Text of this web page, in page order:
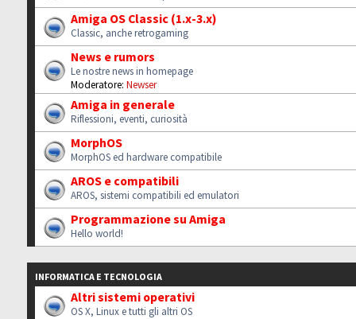
Amiga OS Classic (1.x-3.x)
Classic, anche retrogaming
News e rumors
Le nostre news in homepage
Moderatore: Newser
Amiga in generale
Riflessioni, eventi, curiosità
MorphOS
MorphOS ed hardware compatibile
AROS e compatibili
AROS, sistemi compatibili ed emulatori
Programmazione su Amiga
Hello world!
INFORMATICA E TECNOLOGIA
Altri sistemi operativi
OS X, Linux e tutti gli altri OS